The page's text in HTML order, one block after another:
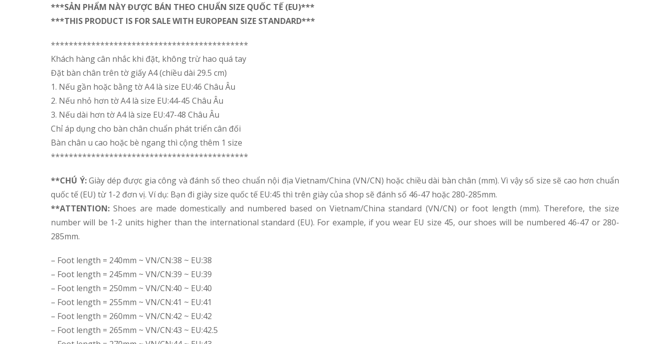
***SẢN PHẨM NÀY ĐƯỢC BÁN THEO CHUẨN SIZE QUỐC TẾ (EU)***
***THIS PRODUCT IS FOR SALE WITH EUROPEAN SIZE STANDARD***
********************************************
Khách hàng cân nhắc khi đặt, không trừ hao quá tay
Đặt bàn chân trên tờ giấy A4 (chiều dài 29.5 cm)
1. Nếu gần hoặc bằng tờ A4 là size EU:46 Châu Âu
2. Nếu nhỏ hơn tờ A4 là size EU:44-45 Châu Âu
3. Nếu dài hơn tờ A4 là size EU:47-48 Châu Âu
Chỉ áp dụng cho bàn chân chuẩn phát triển cân đối
Bàn chân u cao hoặc bè ngang thì cộng thêm 1 size
********************************************
**CHÚ Ý:Giày dép được gia công và đánh số theo chuẩn nội địa Vietnam/China (VN/CN) hoặc chiều dài bàn chân (mm). Vì vậy số size sẽ cao hơn chuẩn
quốc tế (EU) từ 1-2 đơn vị. Ví dụ: Bạn đi giày size quốc tế EU:45 thì trên giày của shop sẽ đánh số 46-47 hoặc 280-285mm.
**ATTENTION: Shoes are made domestically and numbered based on Vietnam/China standard (VN/CN) or foot length (mm). Therefore, the size
number will be 1-2 units higher than the international standard (EU). For example, if you wear EU size 45, our shoes will be numbered 46-47 or 280-
285mm.
– Foot length = 240mm ~ VN/CN:38 ~ EU:38
– Foot length = 245mm ~ VN/CN:39 ~ EU:39
– Foot length = 250mm ~ VN/CN:40 ~ EU:40
– Foot length = 255mm ~ VN/CN:41 ~ EU:41
– Foot length = 260mm ~ VN/CN:42 ~ EU:42
– Foot length = 265mm ~ VN/CN:43 ~ EU:42.5